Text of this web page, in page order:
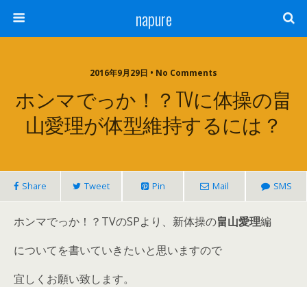
napure
2016年9月29日 • No Comments
ホンマでっか！？TVに体操の畠
山愛理が体型維持するには？
Share Tweet Pin Mail SMS
ホンマでっか！？TVのSPより、新体操の畠山愛理編
についてを書いていきたいと思いますので
宜しくお願い致します。